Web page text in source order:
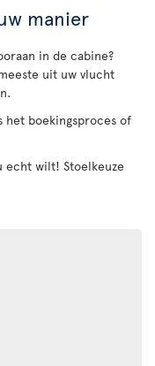
manier
in de cabine?
uit uw vlucht
het boekingsproces of
echt wilt! Stoelkeuze